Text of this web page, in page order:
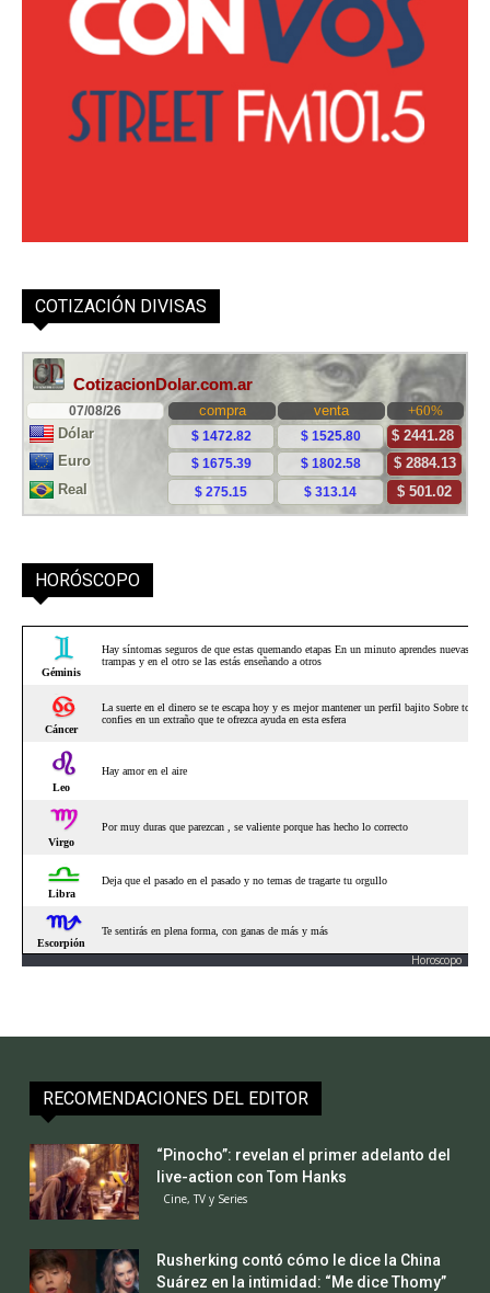
COTIZACIÓN DIVISAS
HORÓSCOPO
Horoscopo
RECOMENDACIONES DEL EDITOR
“Pinocho”: revelan el primer adelanto del
live-action con Tom Hanks
Cine, TV y Series
Rusherking contó cómo le dice la China
Suárez en la intimidad: “Me dice Thomy”